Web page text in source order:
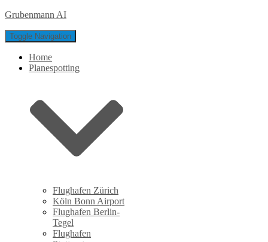
Grubenmann AI
Toggle Navigation
Home
Planespotting
Flughafen Zürich
Köln Bonn Airport
Flughafen Berlin-
Tegel
Flughafen